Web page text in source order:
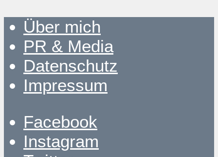
Über mich
PR & Media
Datenschutz
Impressum
Facebook
Instagram